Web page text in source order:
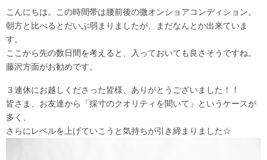
こんにちは。この時間帯は腰前後の微オンショアコンディション。
朝方と比べるとだいぶ弱まりましたが、まだなんとか出来ていま
す。
ここから先の数日間を考えると、入っておいても良さそうですね。
藤沢方面がお勧めです。
３連休にお越しくださった皆様、ありがとうございました！！
皆さま、お友達から「採寸のクオリティを聞いて」というケースが
多く、
さらにレベルを上げていこうと気持ちが引き締まりました☆